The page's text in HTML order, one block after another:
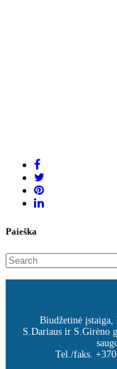
Paieška
Biudžetinė įstaiga,
S.Dariaus ir S.Girėno
Tel./faks.